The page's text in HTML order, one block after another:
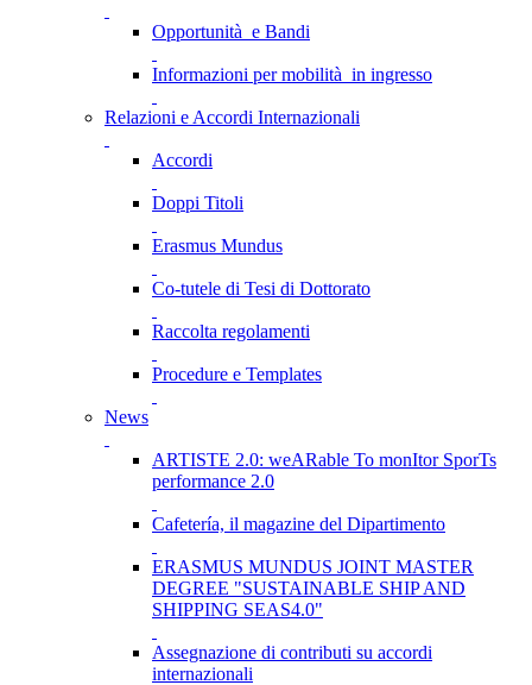
Opportunità e Bandi
Informazioni per mobilità in ingresso
Relazioni e Accordi Internazionali
Accordi
Doppi Titoli
Erasmus Mundus
Co-tutele di Tesi di Dottorato
Raccolta regolamenti
Procedure e Templates
News
ARTISTE 2.0: weARable To monItor SporTs
performance 2.0
Cafetería, il magazine del Dipartimento
ERASMUS MUNDUS JOINT MASTER
DEGREE "SUSTAINABLE SHIP AND
SHIPPING SEAS4.0"
Assegnazione di contributi su accordi
internazionali